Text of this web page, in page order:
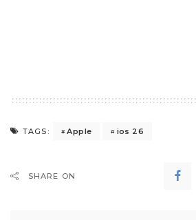
TAGS: Apple ios 26
SHARE ON